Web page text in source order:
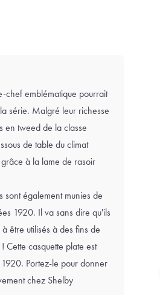
chef emblématique pourrait
série. Malgré leur richesse
en tweed de la classe
de table du climat
à la lame de rasoir
sont également munies de
1920. Il va sans dire qu'ils
être utilisés à des fins de
Cette casquette plate est
Portez-le pour donner
chez Shelby